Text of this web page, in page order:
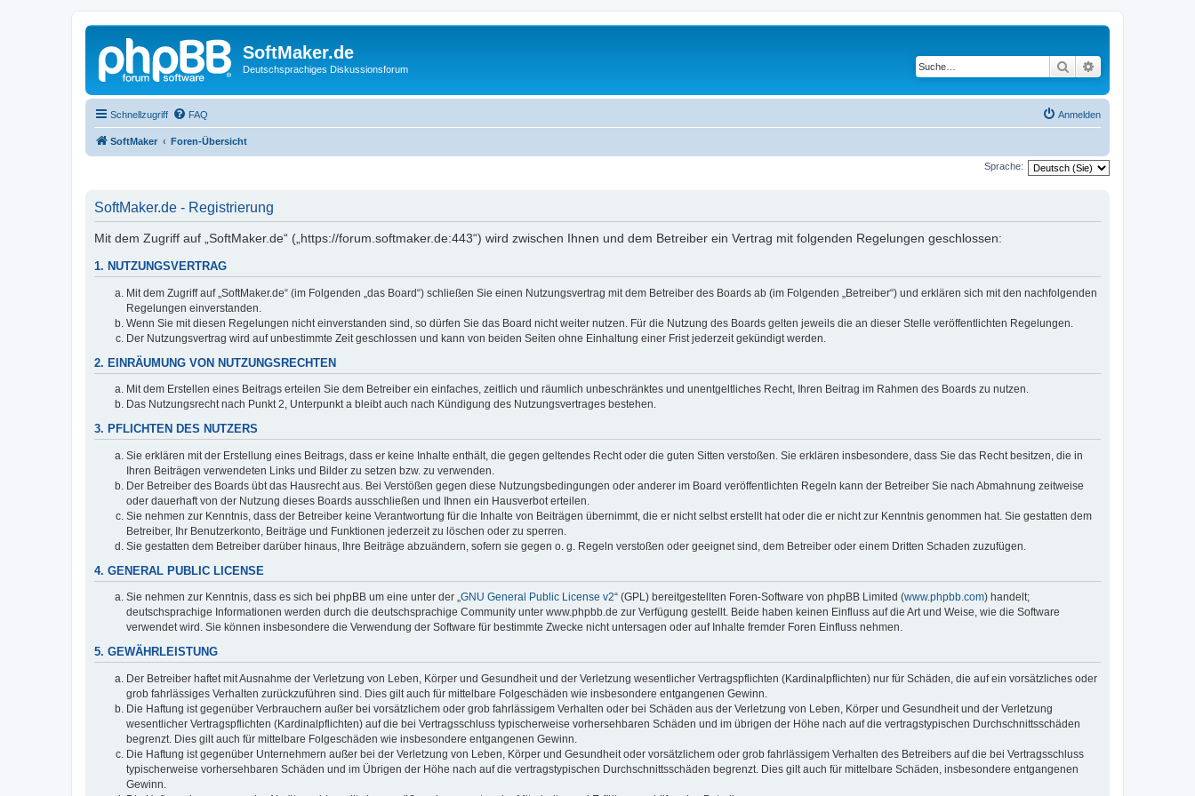
SoftMaker.de
Deutschsprachiges Diskussionsforum Suche
Schnellzugriff FAQ Anmelden
SoftMaker Foren-Übersicht
Sprache:
SoftMaker.de - Registrierung
Mit dem Zugriff auf „SoftMaker.de“ („https://forum.softmaker.de:443“) wird zwischen Ihnen und dem Betreiber ein Vertrag mit folgenden Regelungen geschlossen:
1. NUTZUNGSVERTRAG
Mit dem Zugriff auf „SoftMaker.de“ (im Folgenden „das Board“) schließen Sie einen Nutzungsvertrag mit dem Betreiber des Boards ab (im Folgenden „Betreiber“) und erklären sich mit den nachfolgenden
Regelungen einverstanden.
Wenn Sie mit diesen Regelungen nicht einverstanden sind, so dürfen Sie das Board nicht weiter nutzen. Für die Nutzung des Boards gelten jeweils die an dieser Stelle veröffentlichten Regelungen.
Der Nutzungsvertrag wird auf unbestimmte Zeit geschlossen und kann von beiden Seiten ohne Einhaltung einer Frist jederzeit gekündigt werden.
2. EINRÄUMUNG VON NUTZUNGSRECHTEN
Mit dem Erstellen eines Beitrags erteilen Sie dem Betreiber ein einfaches, zeitlich und räumlich unbeschränktes und unentgeltliches Recht, Ihren Beitrag im Rahmen des Boards zu nutzen.
Das Nutzungsrecht nach Punkt 2, Unterpunkt a bleibt auch nach Kündigung des Nutzungsvertrages bestehen.
3. PFLICHTEN DES NUTZERS
Sie erklären mit der Erstellung eines Beitrags, dass er keine Inhalte enthält, die gegen geltendes Recht oder die guten Sitten verstoßen. Sie erklären insbesondere, dass Sie das Recht besitzen, die in
Ihren Beiträgen verwendeten Links und Bilder zu setzen bzw. zu verwenden.
Der Betreiber des Boards übt das Hausrecht aus. Bei Verstößen gegen diese Nutzungsbedingungen oder anderer im Board veröffentlichten Regeln kann der Betreiber Sie nach Abmahnung zeitweise
oder dauerhaft von der Nutzung dieses Boards ausschließen und Ihnen ein Hausverbot erteilen.
Sie nehmen zur Kenntnis, dass der Betreiber keine Verantwortung für die Inhalte von Beiträgen übernimmt, die er nicht selbst erstellt hat oder die er nicht zur Kenntnis genommen hat. Sie gestatten dem
Betreiber, Ihr Benutzerkonto, Beiträge und Funktionen jederzeit zu löschen oder zu sperren.
Sie gestatten dem Betreiber darüber hinaus, Ihre Beiträge abzuändern, sofern sie gegen o. g. Regeln verstoßen oder geeignet sind, dem Betreiber oder einem Dritten Schaden zuzufügen.
4. GENERAL PUBLIC LICENSE
Sie nehmen zur Kenntnis, dass es sich bei phpBB um eine unter der „GNU General Public License v2“ (GPL) bereitgestellten Foren-Software von phpBB Limited (www.phpbb.com) handelt;
deutschsprachige Informationen werden durch die deutschsprachige Community unter www.phpbb.de zur Verfügung gestellt. Beide haben keinen Einfluss auf die Art und Weise, wie die Software
verwendet wird. Sie können insbesondere die Verwendung der Software für bestimmte Zwecke nicht untersagen oder auf Inhalte fremder Foren Einfluss nehmen.
5. GEWÄHRLEISTUNG
Der Betreiber haftet mit Ausnahme der Verletzung von Leben, Körper und Gesundheit und der Verletzung wesentlicher Vertragspflichten (Kardinalpflichten) nur für Schäden, die auf ein vorsätzliches oder
grob fahrlässiges Verhalten zurückzuführen sind. Dies gilt auch für mittelbare Folgeschäden wie insbesondere entgangenen Gewinn.
Die Haftung ist gegenüber Verbrauchern außer bei vorsätzlichem oder grob fahrlässigem Verhalten oder bei Schäden aus der Verletzung von Leben, Körper und Gesundheit und der Verletzung
wesentlicher Vertragspflichten (Kardinalpflichten) auf die bei Vertragsschluss typischerweise vorhersehbaren Schäden und im übrigen der Höhe nach auf die vertragstypischen Durchschnittsschäden
begrenzt. Dies gilt auch für mittelbare Folgeschäden wie insbesondere entgangenen Gewinn.
Die Haftung ist gegenüber Unternehmern außer bei der Verletzung von Leben, Körper und Gesundheit oder vorsätzlichem oder grob fahrlässigem Verhalten des Betreibers auf die bei Vertragsschluss
typischerweise vorhersehbaren Schäden und im Übrigen der Höhe nach auf die vertragstypischen Durchschnittsschäden begrenzt. Dies gilt auch für mittelbare Schäden, insbesondere entgangenen
Gewinn.